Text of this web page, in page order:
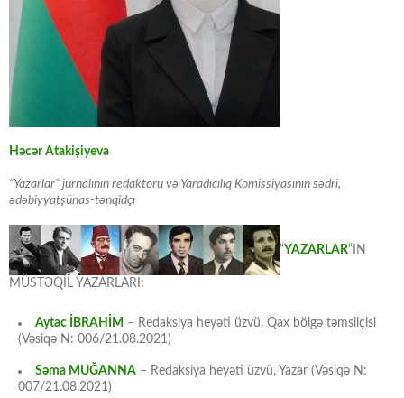
Həcər Atakişiyeva
“Yazarlar” jurnalının redaktoru və Yaradıcılıq Komissiyasının sədri,
ədəbiyyatşünas-tənqidçı
“YAZARLAR“IN
MÜSTƏQİL YAZARLARI:
Aytac İBRAHİM – Redaksiya heyəti üzvü, Qax bölgə təmsilçisi
(Vəsiqə N: 006/21.08.2021)
Səma MUĞANNA – Redaksiya heyəti üzvü, Yazar (Vəsiqə N:
007/21.08.2021)